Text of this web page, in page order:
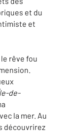
et du
et
rêve fou
de-
la mer. Au
découvrirez